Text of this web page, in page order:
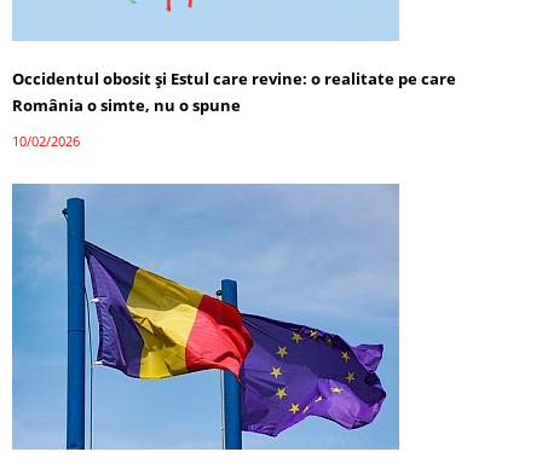
Occidentul obosit și Estul care revine: o realitate pe care
România o simte, nu o spune
10/02/2026